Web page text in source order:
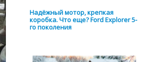
Надёжный мотор, крепкая
коробка. Что еще? Ford Explorer 5-
го поколения